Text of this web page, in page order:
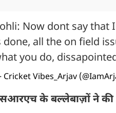
Now dont say that
done, all the on field
you do,
Vibes_Arjav
के बल्लेबाज़ों ने की